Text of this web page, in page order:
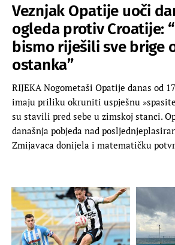
Veznjak Opatije uoči
ogleda protiv Croatije:
bismo riješili sve brige
ostanka”
RIJEKA Nogometaši Opatije danas od
imaju priliku okruniti uspješnu
su stavili pred sebe u zimskoj stanci.
današnja pobjeda nad
Zmijavaca donijela i matematičku